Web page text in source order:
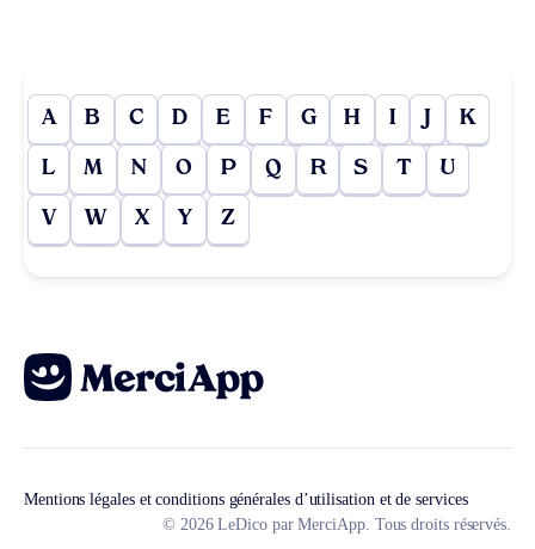
A B C D E F G H I J K
L M N O P Q R S T U
V W X Y Z
Mentions légales et conditions générales d’utilisation et de services
© 2026 LeDico par MerciApp. Tous droits réservés.